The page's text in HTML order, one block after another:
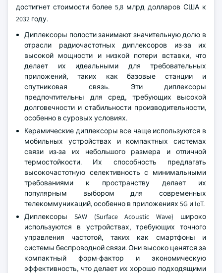
достигнет стоимости более 5,8 млрд долларов США к
2032 году.
Диплексоры полости занимают значительную долю в
отрасли радиочастотных диплексоров из-за их
высокой мощности и низкой потери вставки, что
делает их идеальными для требовательных
приложений, таких как базовые станции и
спутниковая связь. Эти диплексоры
предпочтительны для сред, требующих высокой
долговечности и стабильности производительности,
особенно в суровых условиях.
Керамические диплексоры все чаще используются в
мобильных устройствах и компактных системах
связи из-за их небольшого размера и отличной
термостойкости. Их способность предлагать
высокочастотную селективность с минимальными
требованиями к пространству делает их
популярным выбором для современных
телекоммуникаций, особенно в приложениях 5G и IoT.
Диплексоры SAW (Surface Acoustic Wave) широко
используются в устройствах, требующих точного
управления частотой, таких как смартфоны и
системы беспроводной связи. Они высоко ценятся за
компактный форм-фактор и экономическую
эффективность, что делает их хорошо подходящими